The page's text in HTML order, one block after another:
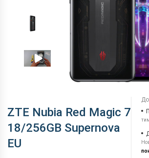
ZTE Nubia Red Magic 7
18/256GB Supernova
EU